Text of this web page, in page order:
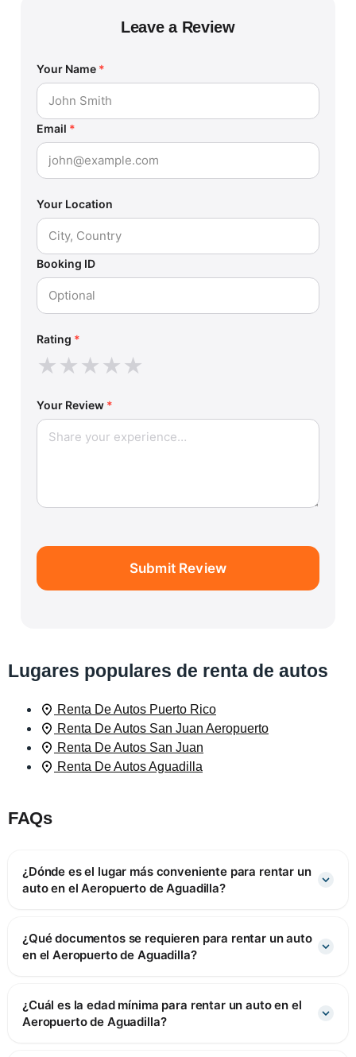
Leave a Review
Your Name *
Email *
Your Location
Booking ID
Rating *
★★★★★
Your Review *
Submit Review
Lugares populares de renta de autos
Renta De Autos Puerto Rico
Renta De Autos San Juan Aeropuerto
Renta De Autos San Juan
Renta De Autos Aguadilla
FAQs
¿Dónde es el lugar más conveniente para rentar un
auto en el Aeropuerto de Aguadilla?
¿Qué documentos se requieren para rentar un auto
en el Aeropuerto de Aguadilla?
¿Cuál es la edad mínima para rentar un auto en el
Aeropuerto de Aguadilla?